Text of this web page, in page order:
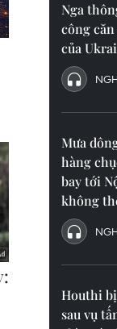
Nga
công
của
Mưa
hàng
bay tới
không
Houthi
sau vụ